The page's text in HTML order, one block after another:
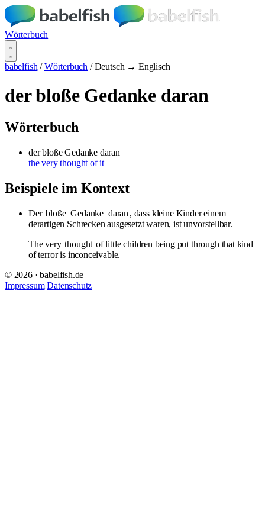
Wörterbuch
babelfish / Wörterbuch / Deutsch → Englisch
der bloße Gedanke daran
Wörterbuch
der bloße Gedanke daran
the very thought of it
Beispiele im Kontext
Der bloße Gedanke daran , dass kleine Kinder einem
derartigen Schrecken ausgesetzt waren, ist unvorstellbar.
The very thought of little children being put through that kind
of terror is inconceivable.
© 2026 · babelfish.de
Impressum Datenschutz